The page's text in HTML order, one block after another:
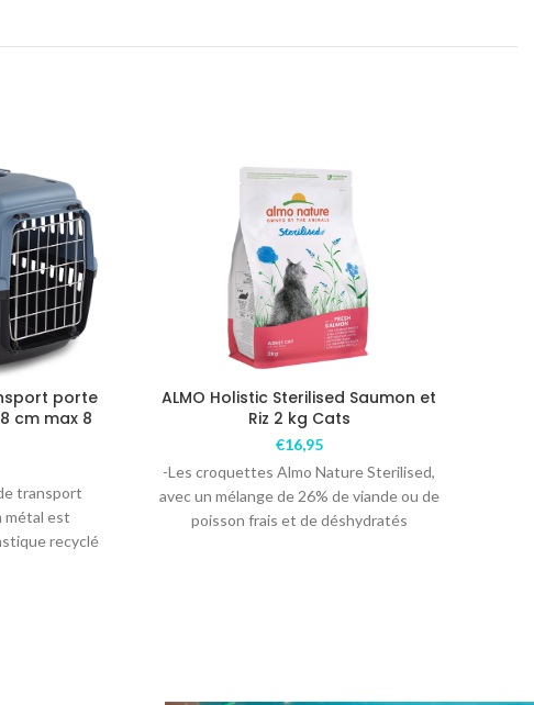
porte
cm max 8
transport
métal est
recyclé
ALMO Holistic Sterilised Saumon et
Riz 2 kg Cats
€16,95
-Les croquettes Almo Nature Sterilised,
avec un mélange de 26% de viande ou de
poisson frais et de déshydratés